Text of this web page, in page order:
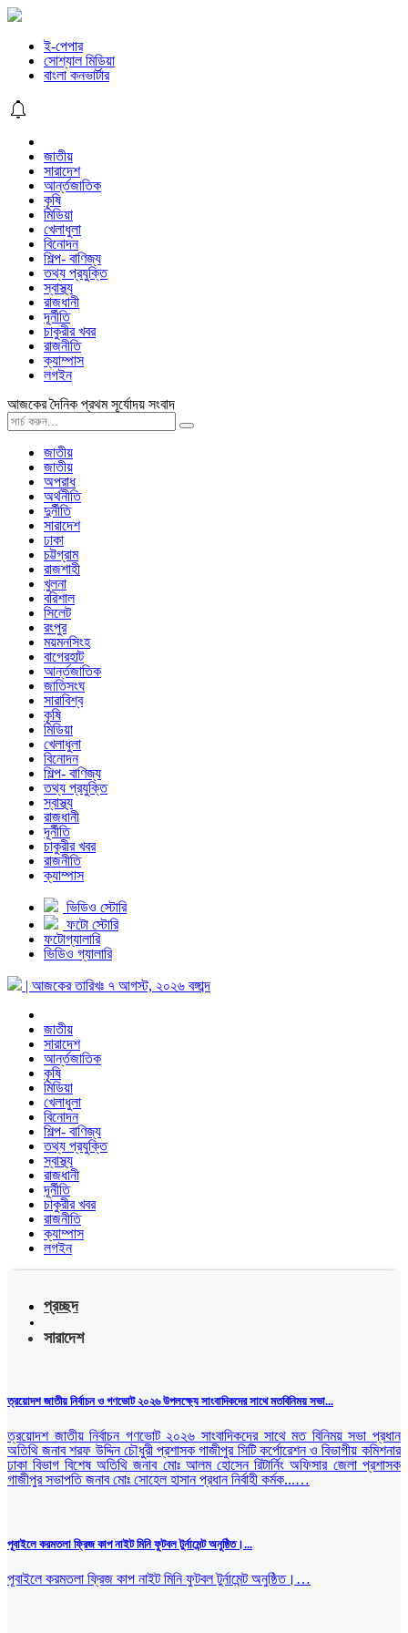
ই-পেপার
সোশ্যাল মিডিয়া
বাংলা কনভার্টার
জাতীয়
সারাদেশ
আর্ন্তজাতিক
কৃষি
মিডিয়া
খেলাধুলা
বিনোদন
শিল্প- বাণিজ্য
তথ্য প্রযুক্তি
স্বাস্থ্য
রাজধানী
দূর্নীতি
চাকুরীর খবর
রাজনীতি
ক্যাম্পাস
লগইন
আজকের দৈনিক প্রথম সূর্যোদয় সংবাদ
জাতীয়
জাতীয়
অপরাধ
অর্থনীতি
দুর্নীতি
সারাদেশ
ঢাকা
চট্টগ্রাম
রাজশাহী
খুলনা
বরিশাল
সিলেট
রংপুর
ময়মনসিংহ
বাগেরহাট
আর্ন্তজাতিক
জাতিসংঘ
সারাবিশ্ব
কৃষি
মিডিয়া
খেলাধুলা
বিনোদন
শিল্প- বাণিজ্য
তথ্য প্রযুক্তি
স্বাস্থ্য
রাজধানী
দূর্নীতি
চাকুরীর খবর
রাজনীতি
ক্যাম্পাস
ভিডিও স্টোরি
ফটো স্টোরি
ফটোগ্যালারি
ভিডিও গ্যালারি
| আজকের তারিখঃ ৭ আগস্ট, ২০২৬ বঙ্গাব্দ
জাতীয়
সারাদেশ
আর্ন্তজাতিক
কৃষি
মিডিয়া
খেলাধুলা
বিনোদন
শিল্প- বাণিজ্য
তথ্য প্রযুক্তি
স্বাস্থ্য
রাজধানী
দূর্নীতি
চাকুরীর খবর
রাজনীতি
ক্যাম্পাস
লগইন
প্রচ্ছদ
সারাদেশ
ত্রয়োদশ জাতীয় নির্বাচন ও গণভোট ২০২৬ উপলক্ষ্যে সাংবাদিকদের সাথে মতবিনিময় সভা...
ত্রয়োদশ জাতীয় নির্বাচন গণভোট ২০২৬ সাংবাদিকদের সাথে মত বিনিময় সভা প্রধান
অতিথি জনাব শরফ উদ্দিন চৌধুরী প্রশাসক গাজীপুর সিটি কর্পোরেশন ও বিভাগীয় কমিশনার
ঢাকা বিভাগ বিশেষ অতিথি জনাব মোঃ আলম হোসেন রিটার্নিং অফিসার জেলা প্রশাসক
গাজীপুর সভাপতি জনাব মোঃ সোহেল হাসান প্রধান নির্বাহী কর্মক...…
পূবাইলে করমতলা ফ্রিজ কাপ নাইট মিনি ফুটবল টুর্নামেন্ট অনুষ্ঠিত।...
পূবাইলে করমতলা ফ্রিজ কাপ নাইট মিনি ফুটবল টুর্নামেন্ট অনুষ্ঠিত।…